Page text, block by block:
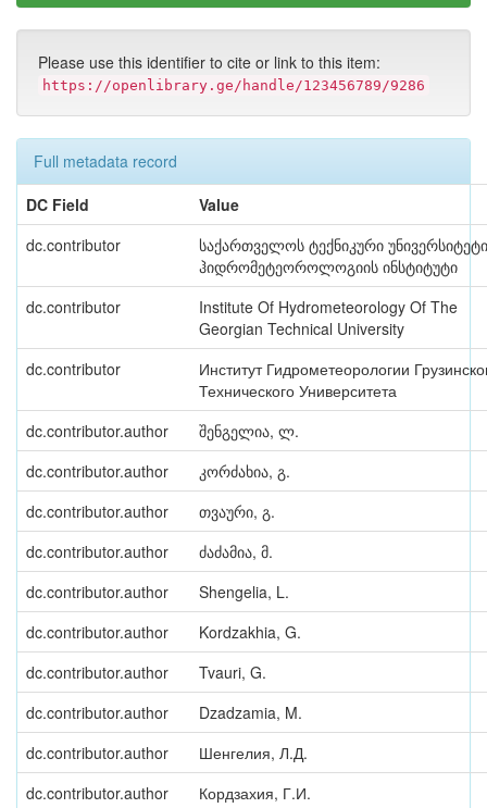
Please use this identifier to cite or link to this item:
https://openlibrary.ge/handle/123456789/9286
Full metadata record
DC Field
Value
dc.contributor
საქართველოს ტექნიკური
ჰიდრომეტეოროლოგიის ინსტიტუტი
dc.contributor
Institute Of Hydrometeorology Of The
Georgian Technical University
dc.contributor
Институт Гидрометеорологии
Технического Университета
dc.contributor.author
შენგელია, ლ.
dc.contributor.author
კორძახია, გ.
dc.contributor.author
თვაური, გ.
dc.contributor.author
ძაძამია, მ.
dc.contributor.author
Shengelia, L.
dc.contributor.author
Kordzakhia, G.
dc.contributor.author
Tvauri, G.
dc.contributor.author
Dzadzamia, M.
dc.contributor.author
Шенгелия, Л.Д.
dc.contributor.author
Кордзахия, Г.И.